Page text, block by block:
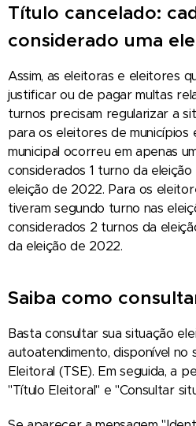
Título cancelado:
considerado uma
Assim, as eleitoras e eleitores
justificar ou de pagar multas
turnos precisam regularizar a
para os eleitores de municípios
municipal ocorreu em apenas
considerados 1 turno da
eleição de 2022. Para os
tiveram segundo turno nas
considerados 2 turnos da
da eleição de 2022.
Saiba como
Basta consultar sua situação
autoatendimento, disponível no
Eleitoral (TSE). Em seguida, a
"Título Eleitoral" e "Consultar